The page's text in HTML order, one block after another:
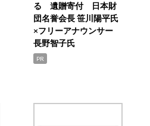
る 遺贈寄付 日本財
団名誉会長 笹川陽平氏
×フリーアナウンサー
長野智子氏
PR